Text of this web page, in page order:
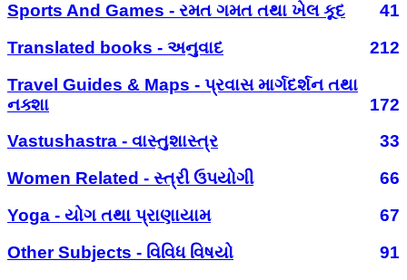
Sports And Games - રમત ગમત તથા ખેલ કૂદ
41
Translated books - અનુવાદ
212
Travel Guides & Maps - પ્રવાસ માર્ગદર્શન તથા
નક્શા
172
Vastushastra - વાસ્તુશાસ્ત્ર
33
Women Related - સ્ત્રી ઉપયોગી
66
Yoga - યોગ તથા પ્રાણાયામ
67
Other Subjects - વિવિધ વિષયો
91